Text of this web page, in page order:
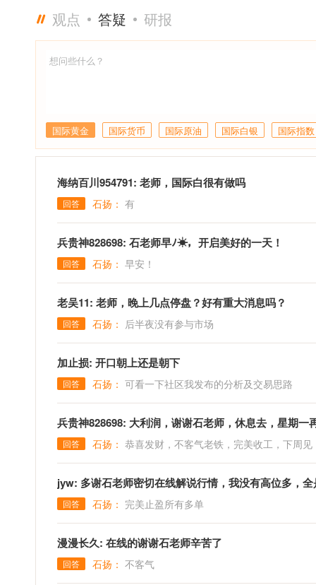
观点 答疑 研报
国际黄金 国际货币 国际原油 国际白银 国际指数
海纳百川954791: 老师，国际白很有做吗
回答 石扬： 有
兵贵神828698: 石老师早ﾉ☀，开启美好的一天！
回答 石扬： 早安！
老吴11: 老师，晚上几点停盘？好有重大消息吗？
回答 石扬： 后半夜没有参与市场
加止损: 开口朝上还是朝下
回答 石扬： 可看一下社区我发布的分析及交易思路
兵贵神828698: 大利润，谢谢石老师，休息去，星期一
回答 石扬： 恭喜发财，不客气老铁，完美收工，下周见
jyw: 多谢石老师密切在线解说行情，我没有高位多，
回答 石扬： 完美止盈所有多单
漫漫长久: 在线的谢谢石老师辛苦了
回答 石扬： 不客气